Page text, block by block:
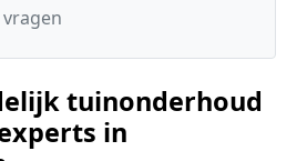
tuinonderhoud
in